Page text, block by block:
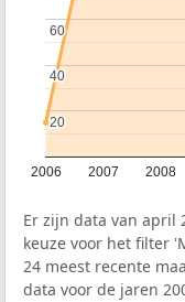
2006 2007 2008
20
20
40
40
60
60
Er zijn data van april
keuze voor het filter
24 meest recente
data voor de jaren